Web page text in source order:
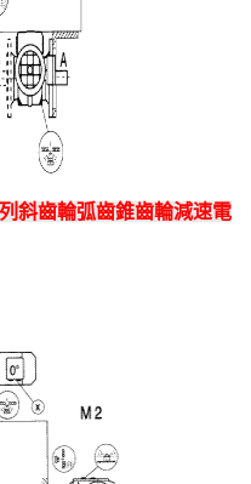
斜齒輪弧齒錐齒輪減速電